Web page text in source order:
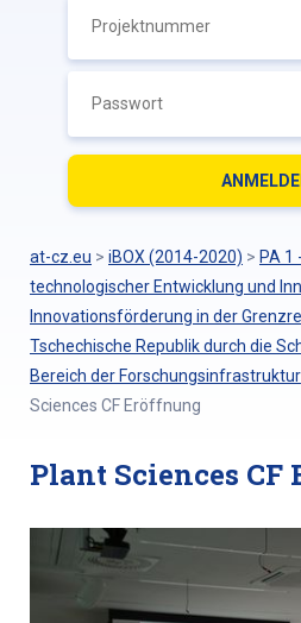
at-cz.eu > iBOX (2014-2020) > PA 1
technologischer Entwicklung und
Innovationsförderung in der
Tschechische Republik durch die
Bereich der Forschungsinfrastruktur
Sciences CF Eröffnung
Plant Sciences CF